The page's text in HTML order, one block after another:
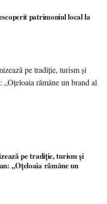
patrimoniul local la
pe tradiție, turism și